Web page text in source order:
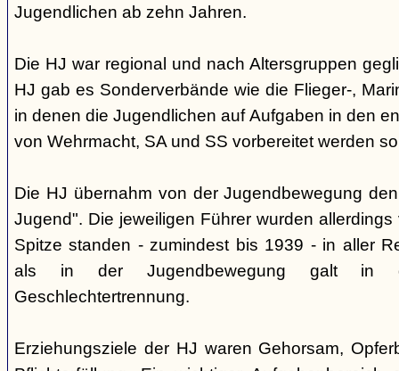
Jugendlichen ab zehn Jahren.
Die HJ war regional und nach Altersgruppen
HJ gab es Sonderverbände wie die Flieger-,
in denen die Jugendlichen auf Aufgaben in den
von Wehrmacht, SA und SS vorbereitet werden
Die HJ übernahm von der Jugendbewegung
Jugend". Die jeweiligen Führer wurden
Spitze standen - zumindest bis 1939 - in aller
als in der Jugendbewegung galt in
Geschlechtertrennung.
Erziehungsziele der HJ waren Gehorsam,